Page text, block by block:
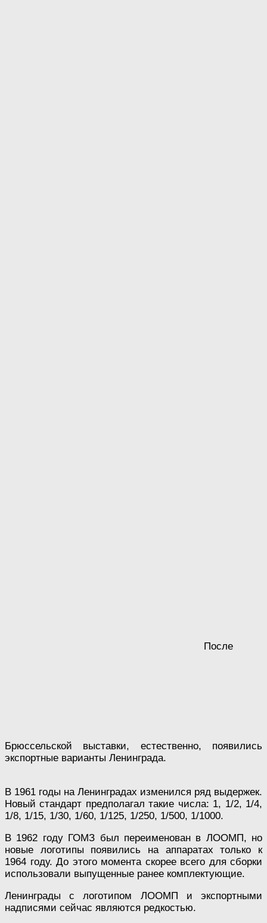
После
Брюссельской выставки, естественно, появились
экспортные варианты Ленинграда.
В 1961 годы на Ленинградах изменился ряд выдержек.
Новый стандарт предполагал такие числа: 1, 1/2, 1/4,
1/8, 1/15, 1/30, 1/60, 1/125, 1/250, 1/500, 1/1000.
В 1962 году ГОМЗ был переименован в ЛООМП, но
новые логотипы появились на аппаратах только к
1964 году. До этого момента скорее всего для сборки
использовали выпущенные ранее комплектующие.
Ленинграды с логотипом ЛООМП и экспортными
надписями сейчас являются редкостью.